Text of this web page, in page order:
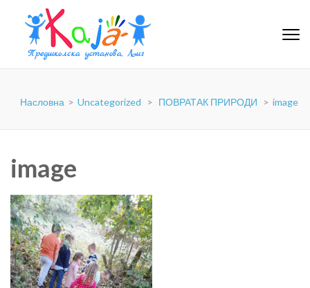
PU-KAJA
Насловна > Uncategorized > ПОВРАТАК ПРИРОДИ > image
image